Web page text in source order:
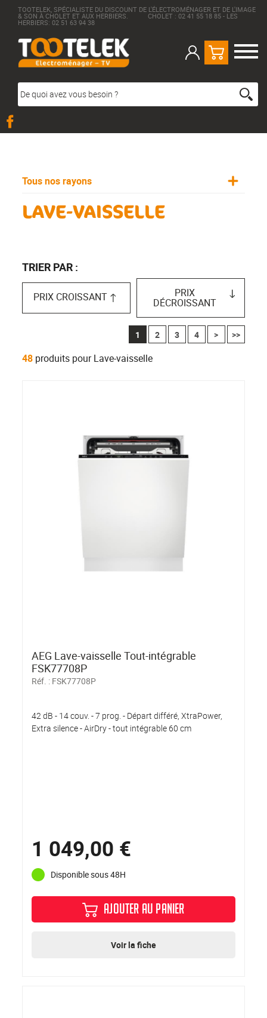
TOOTELEK, SPÉCIALISTE DU DISCOUNT DE L'ÉLECTROMÉNAGER ET DE L'IMAGE
& SON À CHOLET ET AUX HERBIERS. CHOLET : 02 41 55 18 85 - LES
HERBIERS: 02 51 63 94 38
LAVE-VAISSELLE
TRIER PAR :
PRIX CROISSANT PRIX
DÉCROISSANT
1 2 3 4 > >>
48 produits pour Lave-vaisselle
AEG Lave-vaisselle Tout-intégrable
FSK77708P
Réf. : FSK77708P
42 dB - 14 couv. - 7 prog. - Départ différé, XtraPower,
Extra silence - AirDry - tout intégrable 60 cm
1 049,00 €
Disponible sous 48H
AJOUTER AU PANIER
Voir la fiche
Tous nos rayons